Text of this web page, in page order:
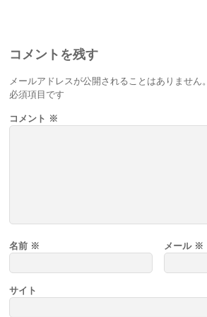
コメントを残す
メールアドレスが公開されることはありません。
必須項目です
コメント ※
名前 ※ メール ※
サイト